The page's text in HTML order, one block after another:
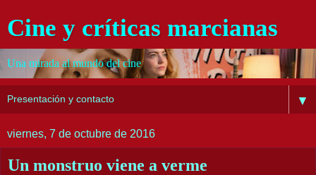
Cine y críticas marcianas
Una mirada al mundo del cine
▼
viernes, 7 de octubre de 2016
Un monstruo viene a verme